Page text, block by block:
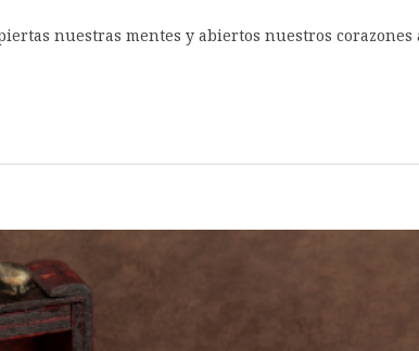
nuestras mentes y abiertos nuestros corazones